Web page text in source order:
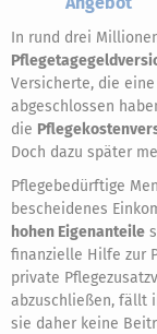
In rund drei
Versicherte, die eine
abgeschlossen
die
Doch dazu später
Pflegebedürftige
bescheidenes
hohen Eigenanteile
finanzielle Hilfe zur
private
abzuschließen, fällt
sie daher keine